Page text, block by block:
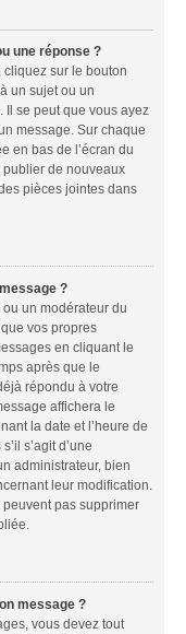
une réponse ?
sur le bouton
un sujet ou un
Il se peut que vous ayez
message. Sur chaque
en bas de l’écran du
publier de nouveaux
pièces jointes dans
?
un modérateur du
vos propres
en cliquant le
après que le
répondu à votre
affichera le
la date et l’heure de
s’agit d’une
administrateur, bien
leur modification.
pas supprimer
message ?
vous devez tout